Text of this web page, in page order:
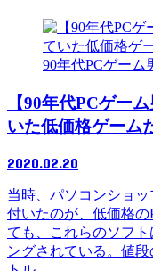
90年代PCゲーム
【90年代PCゲー
いた低価格ゲーム
2020.02.20
当時、パソコンショ
付いたのが、低価格
ても、これらのソフ
ングされている。値